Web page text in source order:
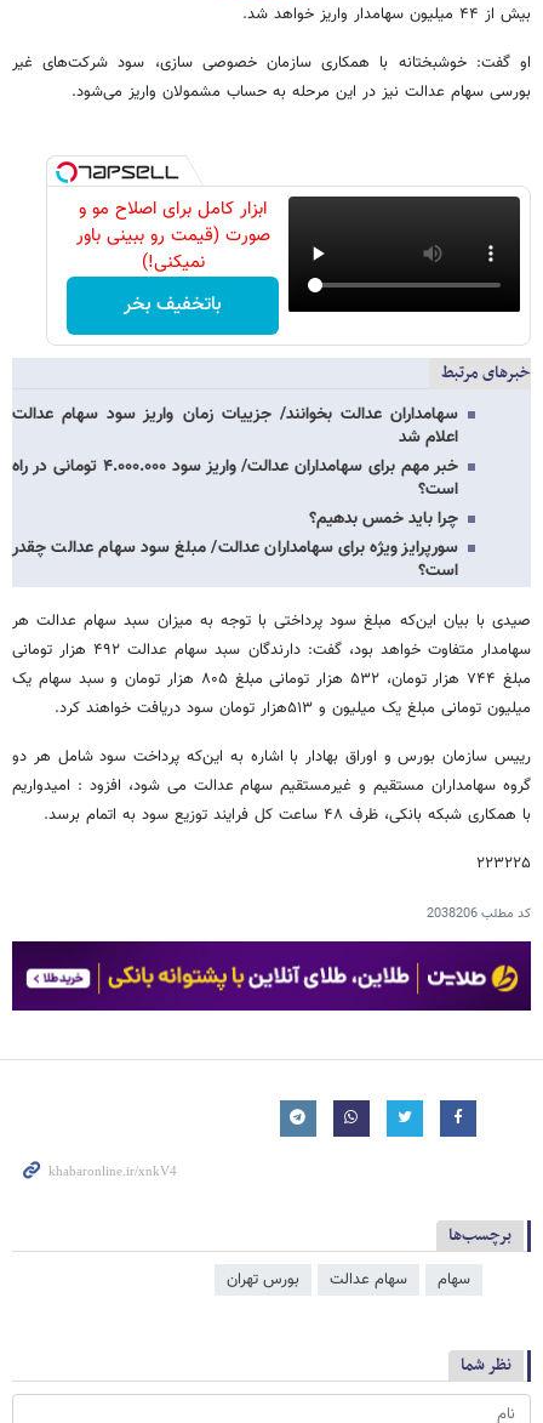
بیش از ۴۴ میلیون سهامدار واریز خواهد شد.
او گفت: خوشبختانه با همکاری سازمان خصوصی سازی، سود شرکت‌های غیر
بورسی سهام عدالت نیز در این مرحله به حساب مشمولان واریز می‌شود.
ابزار کامل برای اصلاح مو و
صورت (قیمت رو ببینی باور
نمیکنی!)
باتخفیف بخر
خبرهای مرتبط
سهامداران عدالت بخوانند/ جزییات زمان واریز سود سهام عدالت
اعلام شد
خبر مهم برای سهامداران عدالت/ واریز سود ۴.۰۰۰.۰۰۰ تومانی در راه
است؟
چرا باید خمس بدهیم؟
سورپرایز ویژه برای سهامداران عدالت/ مبلغ سود سهام عدالت چقدر
است؟
صیدی با بیان این‌که مبلغ سود پرداختی با توجه به میزان سبد سهام عدالت هر
سهامدار متفاوت خواهد بود، گفت: دارندگان سبد سهام عدالت ۴۹۲ هزار تومانی
مبلغ ۷۴۴ هزار تومان، ۵۳۲ هزار تومانی مبلغ ۸۰۵ هزار تومان و سبد سهام یک
میلیون تومانی مبلغ یک میلیون و ۵۱۳هزار تومان سود دریافت خواهند کرد.
رییس سازمان بورس و اوراق بهادار با اشاره به این‌که پرداخت سود شامل هر دو
گروه سهامداران مستقیم و غیرمستقیم سهام عدالت می شود، افزود : امیدواریم
با همکاری شبکه بانکی، ظرف ۴۸ ساعت کل فرایند توزیع سود به اتمام برسد.
۲۲۳۲۲۵
کد مطلب2038206
برچسب‌ها
سهام سهام عدالت بورس تهران
نظر شما